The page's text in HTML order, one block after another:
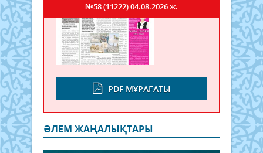
PDF МҰРАҒАТЫ
№58 (11222)04.08.2026 ж.
ӘЛЕМ ЖАҢАЛЫҚТАРЫ